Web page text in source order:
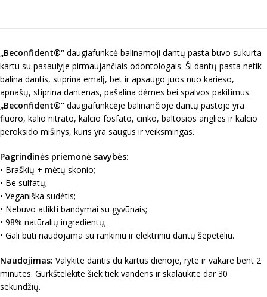
„Beconfident®“ daugiafunkcė balinamoji dantų pasta buvo sukurta
kartu su pasaulyje pirmaujančiais odontologais. Ši dantų pasta netik
balina dantis, stiprina emalį, bet ir apsaugo juos nuo karieso,
apnašų, stiprina dantenas, pašalina dėmes bei spalvos pakitimus.
„Beconfident®“ daugiafunkcėje balinančioje dantų pastoje yra
fluoro, kalio nitrato, kalcio fosfato, cinko, baltosios anglies ir kalcio
peroksido mišinys, kuris yra saugus ir veiksmingas.
Pagrindinės priemonė savybės:
• Braškių + mėtų skonio;
• Be sulfatų;
• Veganiška sudėtis;
• Nebuvo atlikti bandymai su gyvūnais;
• 98% natūralių ingredientų;
• Gali būti naudojama su rankiniu ir elektriniu dantų šepetėliu.
Naudojimas: Valykite dantis du kartus dienoje, ryte ir vakare bent 2
minutes. Gurkštelėkite šiek tiek vandens ir skalaukite dar 30
sekundžių.